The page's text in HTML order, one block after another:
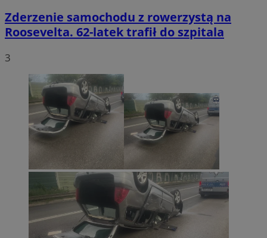
Zderzenie samochodu z rowerzystą na
Roosevelta. 62-latek trafił do szpitala
3